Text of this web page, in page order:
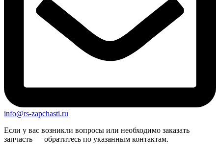
info@rs-zapchasti.ru
Если у вас возникли вопросы или необходимо заказать
запчасть — обратитесь по указанным контактам.